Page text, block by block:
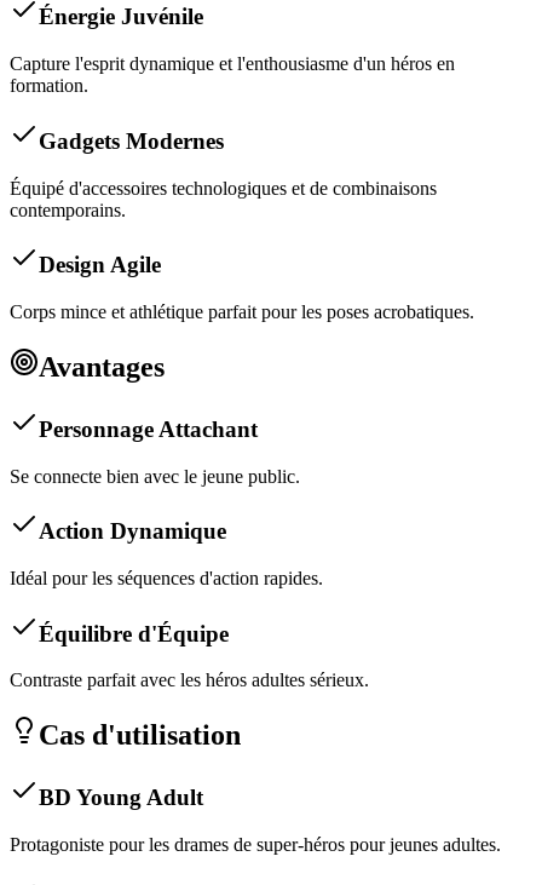
Énergie Juvénile
Capture l'esprit dynamique et l'enthousiasme d'un héros en
formation.
Gadgets Modernes
Équipé d'accessoires technologiques et de combinaisons
contemporains.
Design Agile
Corps mince et athlétique parfait pour les poses acrobatiques.
Avantages
Personnage Attachant
Se connecte bien avec le jeune public.
Action Dynamique
Idéal pour les séquences d'action rapides.
Équilibre d'Équipe
Contraste parfait avec les héros adultes sérieux.
Cas d'utilisation
BD Young Adult
Protagoniste pour les drames de super-héros pour jeunes adultes.